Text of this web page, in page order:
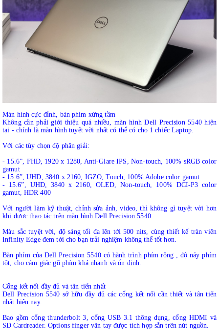
Màn hình cực đỉnh, bàn phím xứng tầm
Không cần phải giới thiệu quá nhiều, màn hình Dell Precision 5540 hiện
tại - chính là màn hình tuyệt vời nhất có thể có cho 1 chiếc Laptop.
Với các tùy chọn độ phân giải:
- 15.6”, FHD, 1920 x 1280, Anti-Glare IPS, Non-touch, 100% sRGB color
gamut
- 15.6”, UHD, 3840 x 2160, IGZO, Touch, 100% Adobe color gamut
- 15.6”, UHD, 3840 x 2160, OLED, Non-touch, 100% DCI-P3 color
gamut, HDR 400
Với người làm kỹ thuật, chỉnh sửa ảnh, video, thì không gì tuyệt vời hơn
khi được thao tác trên màn hình Dell Precision 5540.
Màu sắc tuyệt vời, độ sáng tối đa lên tới 500 nits, cùng thiết kế tràn viên
Infinity Edge đem tới cho bạn trải nghiệm không thể tốt hơn.
Bàn phím của Dell Precision 5540 có hành trình phím rộng , độ nảy phím
tốt, cho cảm giác gõ phím khá nhanh và ổn định.
Cổng kết nối đầy đủ và tân tiến nhất
Dell Precision 5540 sở hữu đầy đủ các cổng kết nối cần thiết và tân tiến
nhất hiện nay.
Bao gồm cổng thunderbolt 3, cổng USB 3.1 thông dụng, cổng HDMI và
SD Cardreader. Options finger vân tay được tích hợp sẵn trên nút nguồn.